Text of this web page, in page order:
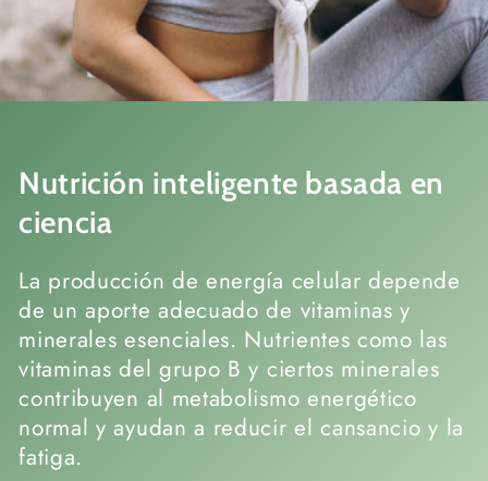
Nutrición inteligente basada en
ciencia
La producción de energía celular depende
de un aporte adecuado de vitaminas y
minerales esenciales. Nutrientes como las
vitaminas del grupo B y ciertos minerales
contribuyen al metabolismo energético
normal y ayudan a reducir el cansancio y la
fatiga.